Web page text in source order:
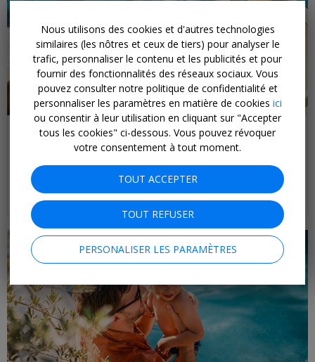
Dès 179€
Détente en Algarve et vols
Un hôtel dédié à votre détente.
JUSQU'À FIN MAI 2027
Nous utilisons des cookies et d'autres technologies
similaires (les nôtres et ceux de tiers) pour analyser le
trafic, personnaliser le contenu et les publicités et pour
fournir des fonctionnalités des réseaux sociaux. Vous
pouvez consulter notre politique de confidentialité et
personnaliser les paramètres en matière de cookies ici
ou consentir à leur utilisation en cliquant sur "Accepter
tous les cookies" ci-dessous. Vous pouvez révoquer
votre consentement à tout moment.
TOUT ACCEPTER
TOUT REFUSER
PERSONALISER LES PARAMÈTRES